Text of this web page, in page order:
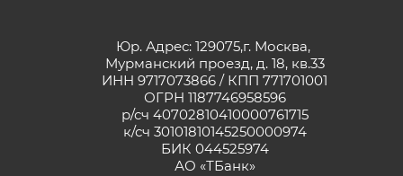
Юр. Адрес: 129075,г. Москва,
Мурманский проезд, д. 18, кв.33
ИНН 9717073866 / КПП 771701001
ОГРН 1187746958596
р/сч 40702810410000761715
к/сч 30101810145250000974
БИК 044525974
АО «ТБанк»